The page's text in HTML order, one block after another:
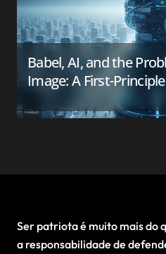
Babel, AI, and the
Image: A First-
Ser patriota é muito mais do
a responsabilidade de